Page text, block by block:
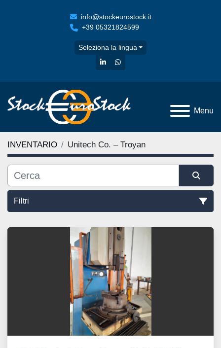
info@stockeurostock.it
+39 05321824599
Seleziona la lingua
linkedinwhatsapp
Menu
INVENTARIO Unitech Co. – Troyan
Filtri
Tutte le categorie
Ordina per